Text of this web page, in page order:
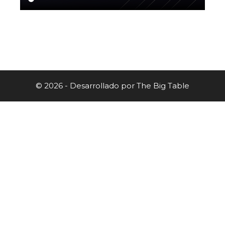
© 2026 - Desarrollado por The Big Table